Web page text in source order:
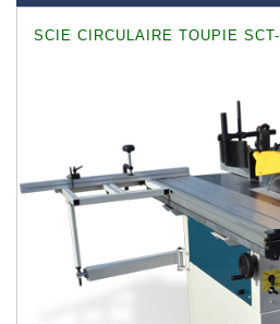
SCIE CIRCULAIRE TOUPIE